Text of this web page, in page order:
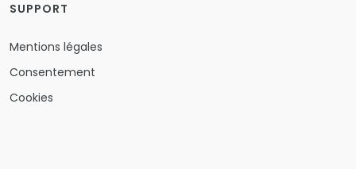
SUPPORT
Mentions légales
Consentement
Cookies